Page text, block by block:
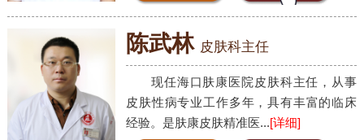
陈武林 皮肤科主任
现任海口肤康医院皮肤科主任，从事
皮肤性病专业工作多年，具有丰富的临床
经验。是肤康皮肤精准医...[详细]